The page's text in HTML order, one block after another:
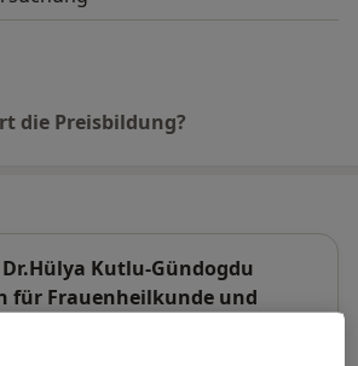
die Preisbildung?
Dr.Hülya Kutlu-Gündogdu
für Frauenheilkunde und